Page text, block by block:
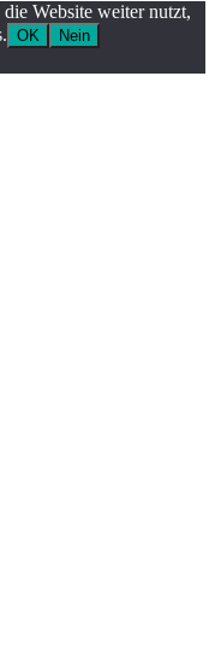
Website weiter nutzt,
OK
Nein